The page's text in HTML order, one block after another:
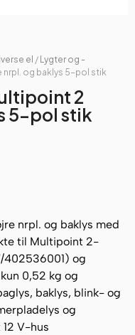
el / Lygter og -
nrpl. og baklys 5-pol stik
2
5-pol stik
nrpl. og baklys med
til Multipoint 2-
og
0,52 kg og
baklys, blink- og
og
V-hus